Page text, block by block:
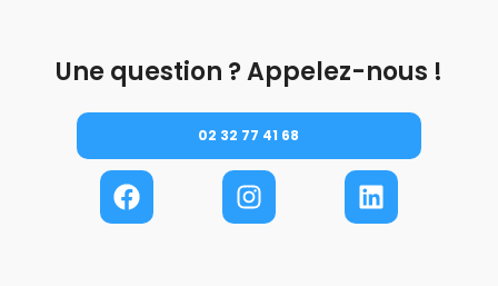
Une question ? Appelez-nous !
02 32 77 41 68